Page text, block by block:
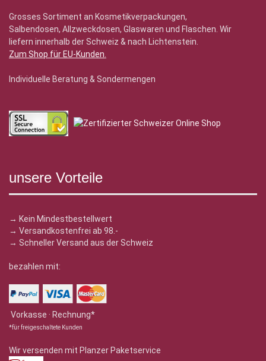
Grosses Sortiment an Kosmetikverpackungen,
Salbendosen, Allzweckdosen, Glaswaren und Flaschen. Wir
liefern innerhalb der Schweiz & nach Lichtenstein.
Zum Shop für EU-Kunden
Individuelle Beratung & Sondermengen
unsere Vorteile
→ Kein Mindestbestellwert
→ Versandkostenfrei ab 98.-
→ Schneller Versand aus der Schweiz
bezahlen mit:
Vorkasse · Rechnung*
*für freigeschaltete Kunden
Wir versenden mit Planzer Paketservice